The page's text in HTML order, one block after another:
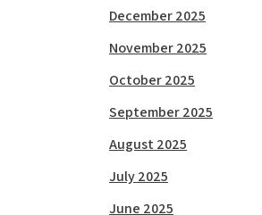
December 2025
November 2025
October 2025
September 2025
August 2025
July 2025
June 2025